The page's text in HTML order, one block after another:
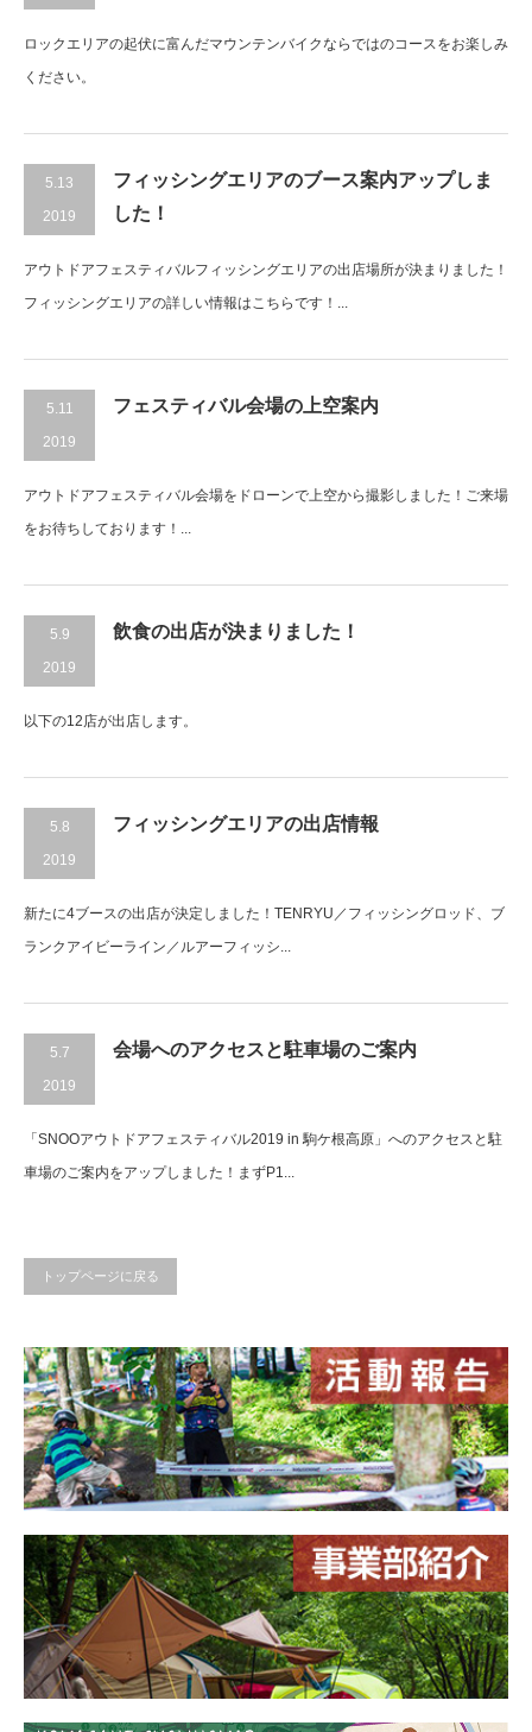
ロックエリアの起伏に富んだマウンテンバイクならではのコースをお楽しみ
ください。
5.13
2019
フィッシングエリアのブース案内アップしま
した！
アウトドアフェスティバルフィッシングエリアの出店場所が決まりました！
フィッシングエリアの詳しい情報はこちらです！...
5.11
2019
フェスティバル会場の上空案内
アウトドアフェスティバル会場をドローンで上空から撮影しました！ご来場
をお待ちしております！ ...
5.9
2019
飲食の出店が決まりました！
以下の12店が出店します。
5.8
2019
フィッシングエリアの出店情報
新たに4ブースの出店が決定しました！TENRYU／フィッシングロッド、ブ
ランクアイビーライン／ルアーフィッシ...
5.7
2019
会場へのアクセスと駐車場のご案内
「SNOOアウトドアフェスティバル2019 in 駒ケ根高原」へのアクセスと駐
車場のご案内をアップしました！まずP1...
トップページに戻る